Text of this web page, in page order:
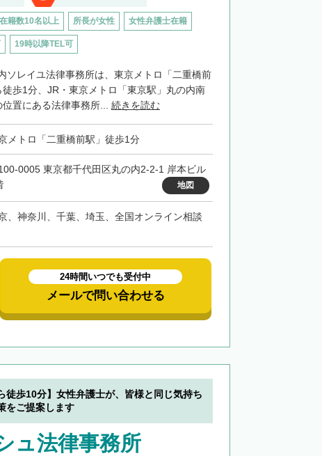
在籍数10名以上 所長が女性 女性弁護士在籍
19時以降TEL可
ソレイユ法律事務所は、東京メトロ「二重橋前
歩1分、JR・東京メトロ「東京駅」丸の内南
置にある法律事務所... 続きを読む
メトロ「二重橋前駅」徒歩1分
0005 東京都千代田区丸の内2-2-1 岸本ビル
地図
、神奈川、千葉、埼玉、全国オンライン相談
24時間いつでも受付中
メールで問い合わせる
徒歩10分】女性弁護士が、皆様と同じ気持ち
をご提案します
ュ法律事務所